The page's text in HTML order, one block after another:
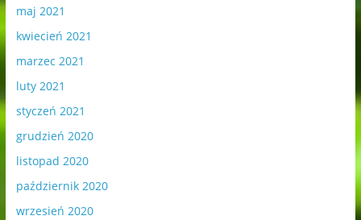
maj 2021
kwiecień 2021
marzec 2021
luty 2021
styczeń 2021
grudzień 2020
listopad 2020
październik 2020
wrzesień 2020